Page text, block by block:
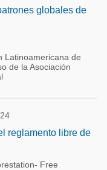
globales de
Latinoamericana de
de la Asociación
reglamento libre de
Free